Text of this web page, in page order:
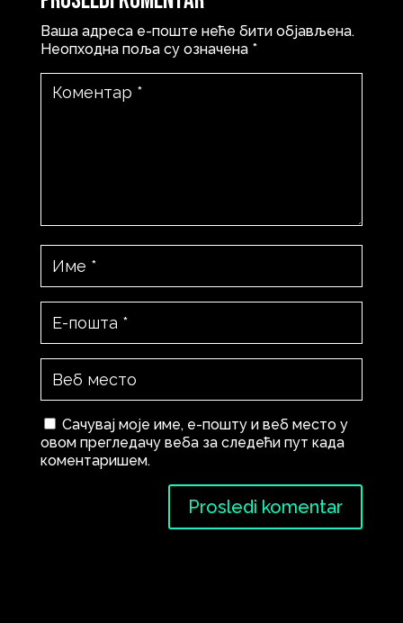
Ваша адреса е-поште неће бити објављена.
Неопходна поља су означена *
Сачувај моје име, е-пошту и веб место у
овом прегледачу веба за следећи пут када
коментаришем.